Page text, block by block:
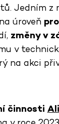
Jedním z
úroveň
změny v
v
na akci
činnosti